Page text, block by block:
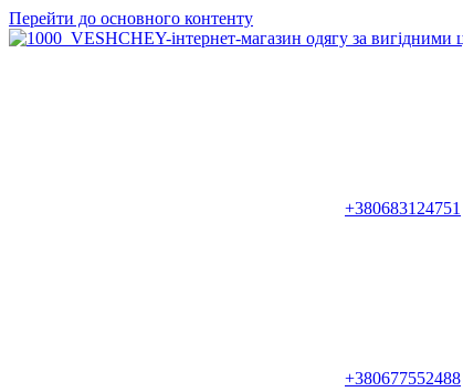
Перейти до основного контенту
+380683124751
+380677552488